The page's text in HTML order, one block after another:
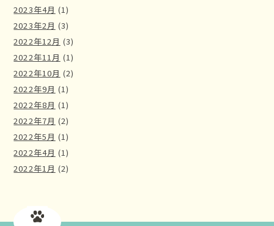
2023年4月 (1)
2023年2月 (3)
2022年12月 (3)
2022年11月 (1)
2022年10月 (2)
2022年9月 (1)
2022年8月 (1)
2022年7月 (2)
2022年5月 (1)
2022年4月 (1)
2022年1月 (2)